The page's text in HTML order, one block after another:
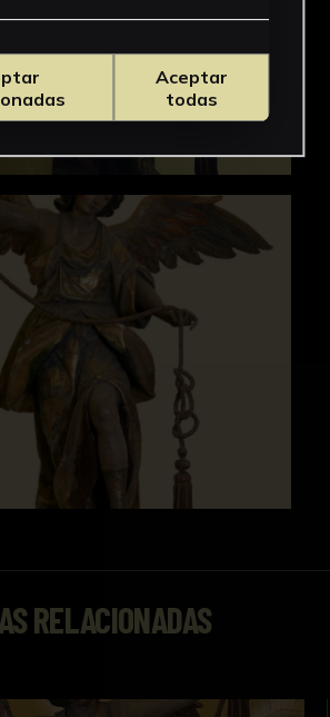
RELACIONADAS
Aceptar
todas